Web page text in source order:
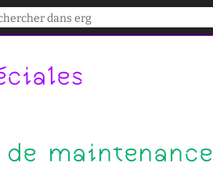
maintenance